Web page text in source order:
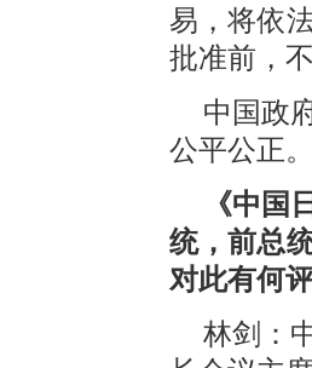
易，将依
批准前，
中国政
公平公正
《中国
统，前总
对此有何
林剑：